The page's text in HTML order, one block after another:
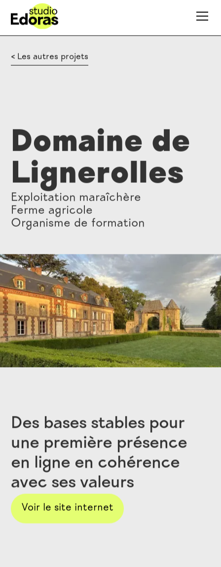
< Les autres projets
Domaine de
Lignerolles
Exploitation maraîchère
Ferme agricole
Organisme de formation
Des bases stables pour
une première présence
en ligne en cohérence
avec ses valeurs
Voir le site internet